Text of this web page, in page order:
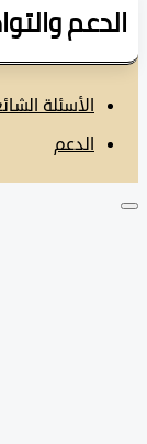
والتواصل
الأسئلة الشائعة
الدعم